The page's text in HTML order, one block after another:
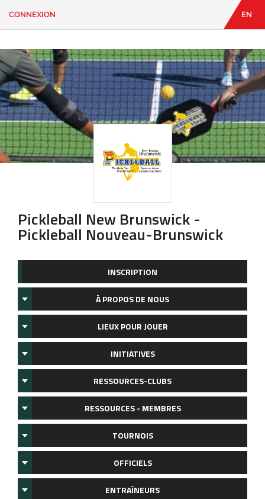
CONTACT
Vous
cherchez
quelque
chose?
CONNEXION EN
Pickleball New Brunswick -
Pickleball Nouveau-Brunswick
INSCRIPTION
À PROPOS DE NOUS
LIEUX POUR JOUER
INITIATIVES
RESSOURCES-CLUBS
RESSOURCES - MEMBRES
TOURNOIS
OFFICIELS
ENTRAÎNEURS